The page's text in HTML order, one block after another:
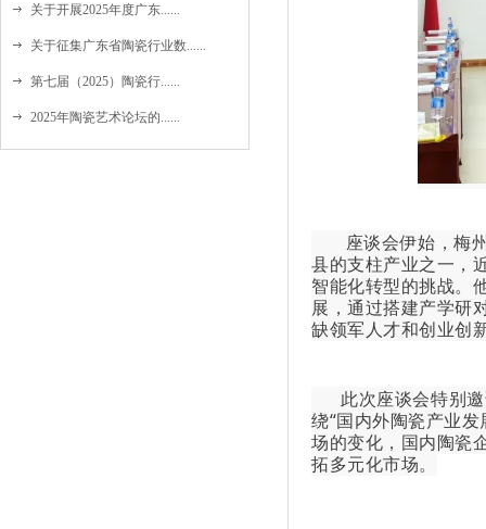
座谈会伊始，梅州
县的支柱产业之一，
智能化转型的挑战。
展，通过搭建产学研
缺领军人才和创业创
此次座谈会特别邀
绕“国内外陶瓷产业
场的变化，国内陶瓷
拓多元化市场。
关于开展2025年度广东......
关于征集广东省陶瓷行业数......
第七届（2025）陶瓷行......
2025年陶瓷艺术论坛的......